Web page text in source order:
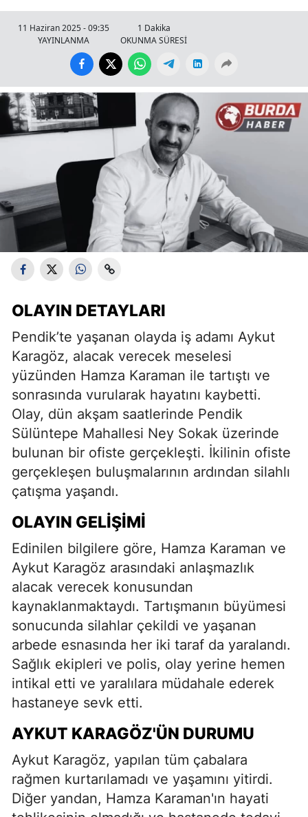
11 Haziran 2025 - 09:35
YAYINLANMA
1 Dakika
OKUNMA SÜRESİ
OLAYIN DETAYLARI
Pendik’te yaşanan olayda iş adamı Aykut
Karagöz, alacak verecek meselesi
yüzünden Hamza Karaman ile tartıştı ve
sonrasında vurularak hayatını kaybetti.
Olay, dün akşam saatlerinde Pendik
Sülüntepe Mahallesi Ney Sokak üzerinde
bulunan bir ofiste gerçekleşti. İkilinin ofiste
gerçekleşen buluşmalarının ardından silahlı
çatışma yaşandı.
OLAYIN GELIŞIMI
Edinilen bilgilere göre, Hamza Karaman ve
Aykut Karagöz arasındaki anlaşmazlık
alacak verecek konusundan
kaynaklanmaktaydı. Tartışmanın büyümesi
sonucunda silahlar çekildi ve yaşanan
arbede esnasında her iki taraf da yaralandı.
Sağlık ekipleri ve polis, olay yerine hemen
intikal etti ve yaralılara müdahale ederek
hastaneye sevk etti.
AYKUT KARAGÖZ'ÜN DURUMU
Aykut Karagöz, yapılan tüm çabalara
rağmen kurtarılamadı ve yaşamını yitirdi.
Diğer yandan, Hamza Karaman'ın hayati